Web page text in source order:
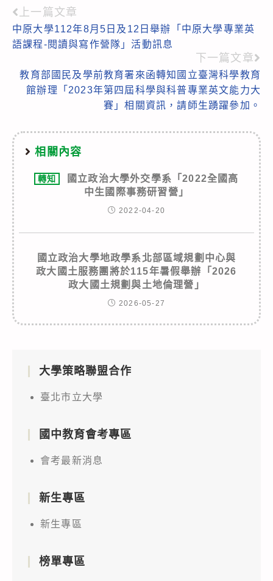
Read
more
上一篇文章
中原大學112年8月5日及12日舉辦「中原大學專業英
語課程-閱讀與寫作營隊」活動訊息
下一篇文章
教育部國民及學前教育署來函轉知國立臺灣科學教育
館辦理「2023年第四屆科學與科普專業英文能力大
賽」相關資訊，請師生踴躍參加。
相關內容
轉知
國立政治大學外交學系「2022全國高
中生國際事務研習營」
2022-04-20
國立政治大學地政學系北部區域規劃中心與
政大國土服務團將於115年暑假舉辦「2026
政大國土規劃與土地倫理營」
2026-05-27
大學策略聯盟合作
臺北市立大學
國中教育會考專區
會考最新消息
新生專區
新生專區
榜單專區